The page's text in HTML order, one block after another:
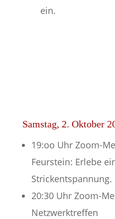
ein.
Samstag, 2. Oktober
19:oo Uhr Zoom-
Feurstein: Erlebe
Strickentspannung.
20:30 Uhr Zoom-
Netzwerktreffen